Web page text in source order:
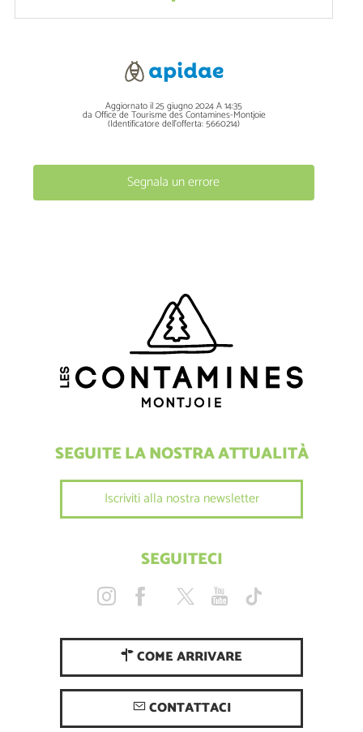
Aggiornato il 25 giugno 2024 A 14:35
da Office de Tourisme des Contamines-Montjoie
(Identificatore dell'offerta:5660214)
Segnala un errore
SEGUITE LA NOSTRA ATTUALITÀ
Iscriviti alla nostra newsletter
SEGUITECI
COME ARRIVARE
CONTATTACI